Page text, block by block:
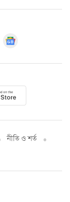
নীতি ও শর্ত